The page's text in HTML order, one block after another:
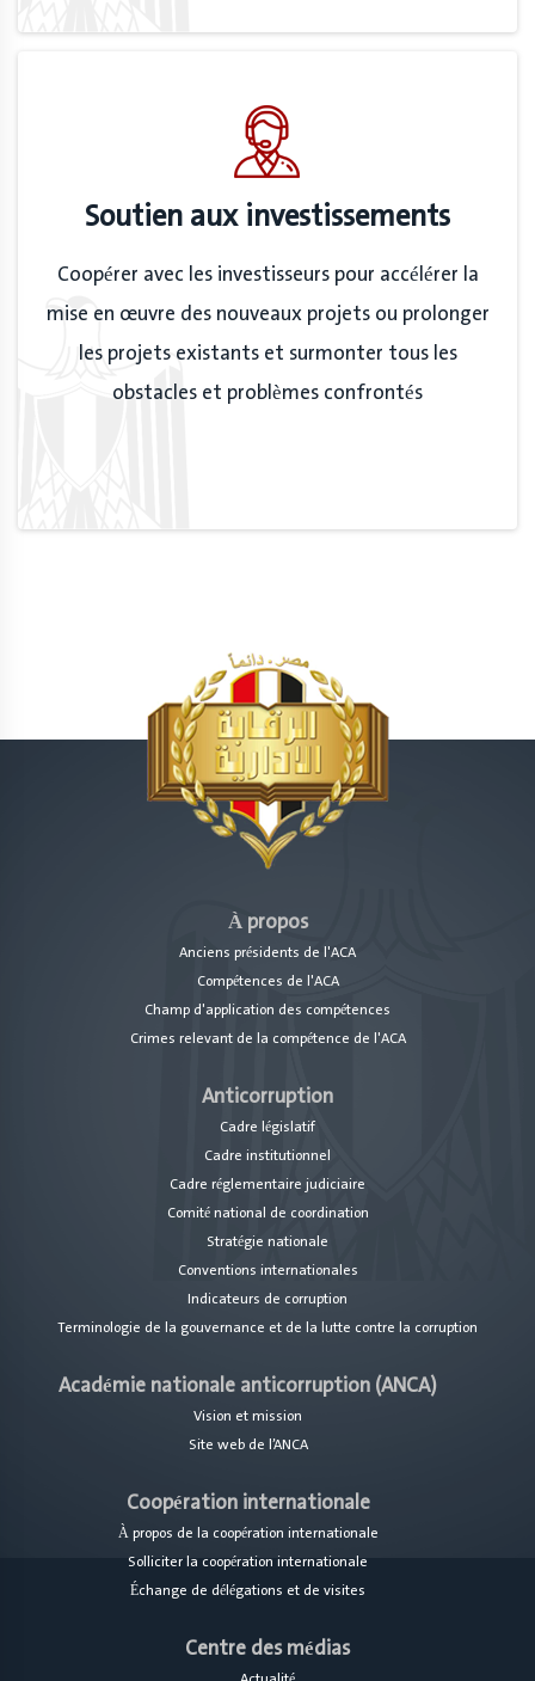
Soutien aux investissements
Coopérer avec les investisseurs pour accélérer la
mise en œuvre des nouveaux projets ou prolonger
les projets existants et surmonter tous les
obstacles et problèmes confrontés
À propos
Anciens présidents de l'ACA
Compétences de l'ACA
Champ d'application des compétences
Crimes relevant de la compétence de l'ACA
Anticorruption
Cadre législatif
Cadre institutionnel
Cadre réglementaire judiciaire
Comité national de coordination
Stratégie nationale
Conventions internationales
Indicateurs de corruption
Terminologie de la gouvernance et de la lutte contre la corruption
Académie nationale anticorruption (ANCA)
Vision et mission
Site web de l’ANCA
Coopération internationale
À propos de la coopération internationale
Solliciter la coopération internationale
Échange de délégations et de visites
Centre des médias